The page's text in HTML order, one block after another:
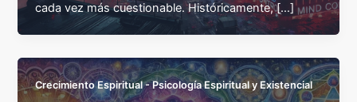
cada vez más cuestionable. Históricamente, […]
Crecimiento Espiritual - Psicología Espiritual y Existencial